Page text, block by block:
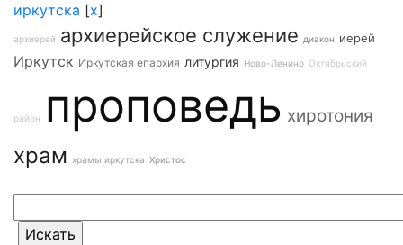
иркутска [x]
архиерей архиерейское служение диакон иерей
Иркутск Иркутская епархия литургия Ново-Ленино Октябрьский
район проповедь хиротония
храм храмы иркутска Христос